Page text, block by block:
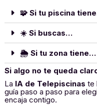
🧩 Si tu piscina
☀️ Si buscas…
🌦️ Si tu zona tiene…
Si algo no te queda
La IA de Telepiscinas te
guía paso a paso para
encaja contigo.